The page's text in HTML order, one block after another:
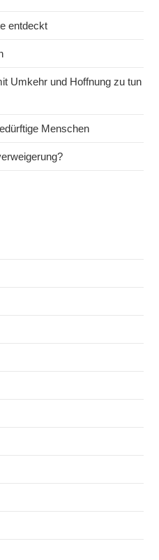
entdeckt
Umkehr und Hoffnung zu tun
Menschen